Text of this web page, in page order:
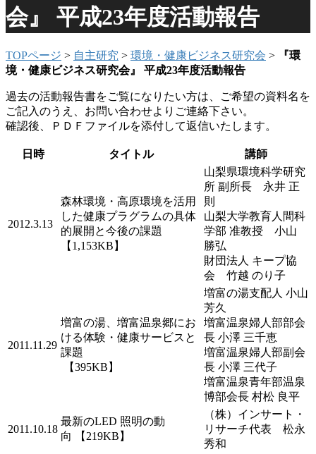
会』 平成23年度活動報告
TOPページ > 自主研究 > 環境・健康ビジネス研究会 >
『環
境・健康ビジネス研究会』 平成23年度活動報告
過去の活動報告書をご覧になりたい方は、ご希望の資料名を
ご記入のうえ、お問い合わせよりご連絡下さい。
確認後、ＰＤＦファイルを添付して返信いたします。
日時 タイトル 講師
2012.3.13
森林環境・高原環境を活用
した健康プラグラムの具体
的展開と今後の課題
【1,153KB】
山梨県環境科学研究
所 副所長 永井 正
則
山梨大学教育人間科
学部 准教授 小山
勝弘
財団法人 キープ協
会 竹越 のり子
2011.11.29
増富の湯、増富温泉郷にお
ける体験・健康サービスと
課題
【395KB】
増富の湯支配人 小山
芳久
増富温泉婦人部部会
長 小澤 三千恵
増富温泉婦人部副会
長 小澤 三代子
増富温泉青年部温泉
博部会長 村松 良平
2011.10.18
最新のLED 照明の動
向 【219KB】
（株）インサート・
リサーチ代表 松永
秀和